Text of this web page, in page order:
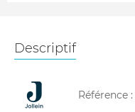
Descriptif
Référence :